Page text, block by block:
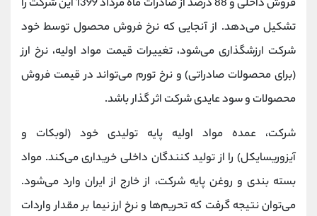
فروش داخلی و 88 درصد از صادرات ماه مرداد 1399 این شرکت را
تشکیل می‌دهد. از آنجایی که نرخ فروش محصول توسط خود
شرکت ارزشگذاری می‌شود، تغییرات قیمت مواد اولیه، نرخ ارز
(برای محصولات صادراتی) و نرخ تورم می‌تواند در قیمت فروش
محصولات و سود عایدی شرکت اثر گذار باشد.
شرکت، عمده مواد اولیه پایه تولیدی خود (لوبکات و
آیزوریسایکل) را از تولید کنندگان داخلی خریداری می‌کند. مواد
بسته بندی و روغن پایه شرکت، از خارج از ایران وارد می‌شود.
می‌توان نتیجه گرفت که تحریم‌ها و نرخ ارز نیما بر مقدار واردات